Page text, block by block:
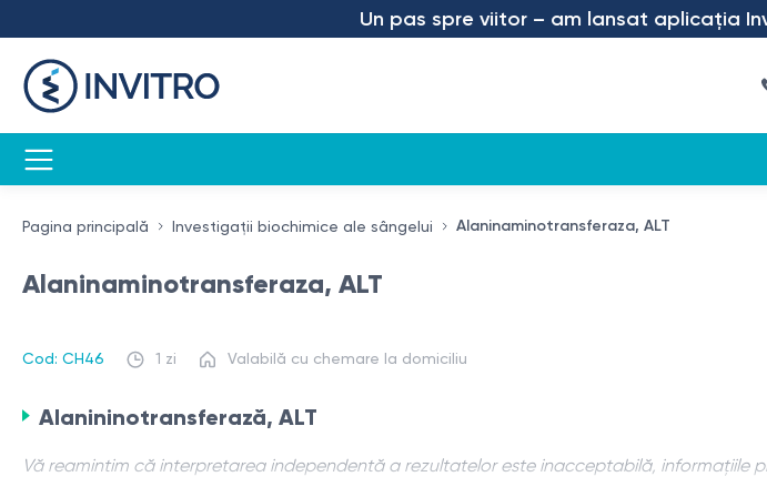
Un pas spre viitor – am lansat aplicația
Pagina principală Investigații biochimice ale sângelui Alaninaminotransferaza, ALT
Alaninaminotransferaza, ALT
Cod: CH46 1 zi Valabilă cu chemare la domiciliu
Alanininotransferază, ALT
Vă reamintim că interpretarea independentă a rezultatelor este inacceptabilă, informațiile